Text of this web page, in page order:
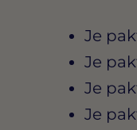
Je
Je
Je
Je